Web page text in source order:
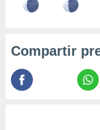
Compartir